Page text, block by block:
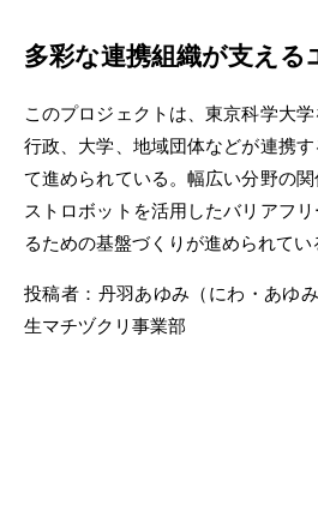
多彩な連携組織が支える
このプロジェクトは、東京科学大学
行政、大学、地域団体などが連携
て進められている。幅広い分野の
ストロボットを活用したバリアフ
るための基盤づくりが進められてい
投稿者：丹羽あゆみ（にわ・あゆ
生マチヅクリ事業部